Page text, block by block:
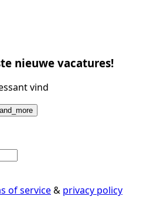
nieuwe vacatures!
vind
of service& privacy policy